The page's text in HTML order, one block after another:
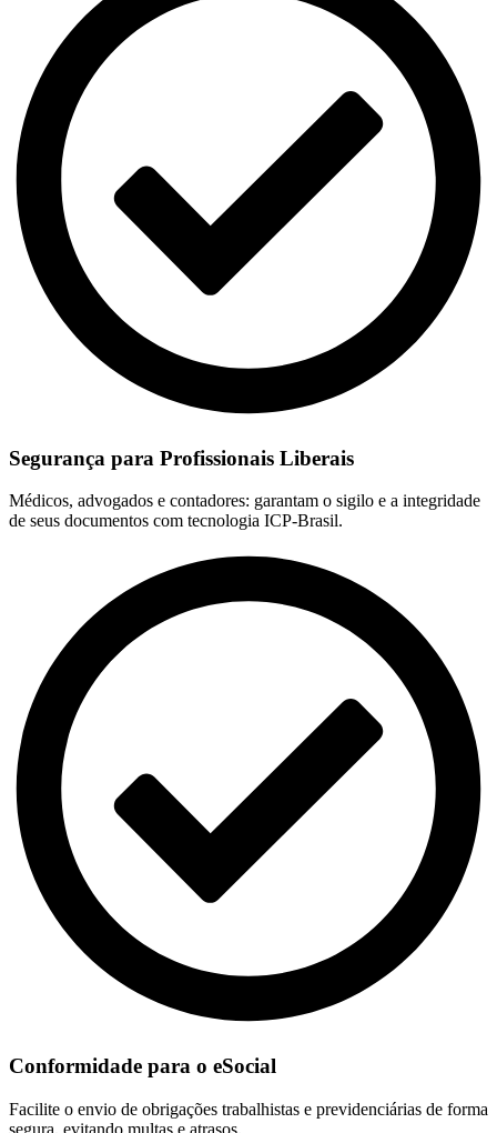
Segurança para Profissionais Liberais
Médicos, advogados e contadores: garantam o sigilo e a integridade
de seus documentos com tecnologia ICP-Brasil.
Conformidade para o eSocial
Facilite o envio de obrigações trabalhistas e previdenciárias de forma
segura, evitando multas e atrasos.